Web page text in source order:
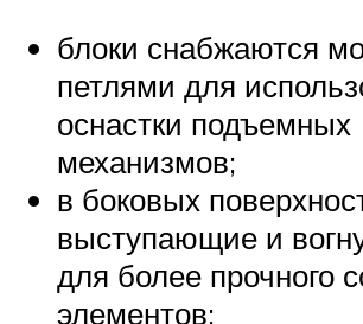
блоки снабжаются
петлями для
оснастки подъемных
механизмов;
в боковых
выступающие и
для более прочного
элементов;